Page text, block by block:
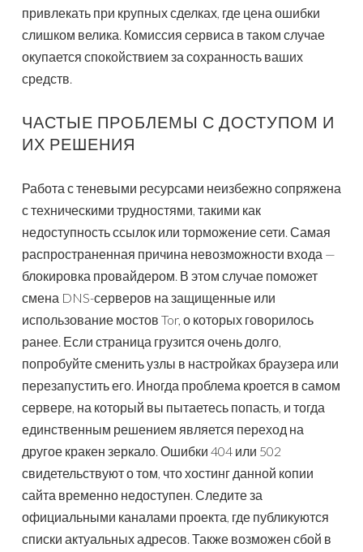
привлекать при крупных сделках, где цена ошибки
слишком велика. Комиссия сервиса в таком случае
окупается спокойствием за сохранность ваших
средств.
ЧАСТЫЕ ПРОБЛЕМЫ С ДОСТУПОМ И
ИХ РЕШЕНИЯ
Работа с теневыми ресурсами неизбежно сопряжена
с техническими трудностями, такими как
недоступность ссылок или торможение сети. Самая
распространенная причина невозможности входа —
блокировка провайдером. В этом случае поможет
смена DNS-серверов на защищенные или
использование мостов Tor, о которых говорилось
ранее. Если страница грузится очень долго,
попробуйте сменить узлы в настройках браузера или
перезапустить его. Иногда проблема кроется в самом
сервере, на который вы пытаетесь попасть, и тогда
единственным решением является переход на
другое кракен зеркало. Ошибки 404 или 502
свидетельствуют о том, что хостинг данной копии
сайта временно недоступен. Следите за
официальными каналами проекта, где публикуются
списки актуальных адресов. Также возможен сбой в